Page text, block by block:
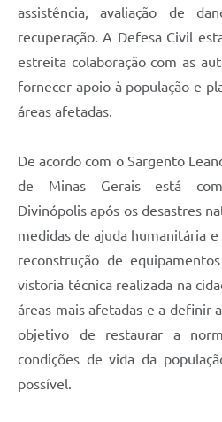
assistência, avaliação de
recuperação. A Defesa Civil
estreita colaboração com as
fornecer apoio à população e
áreas afetadas.
De acordo com o Sargento
de Minas Gerais está
Divinópolis após os desastres
medidas de ajuda humanitária
reconstrução de
vistoria técnica realizada na
áreas mais afetadas e a definir
objetivo de restaurar a
condições de vida da
possível.